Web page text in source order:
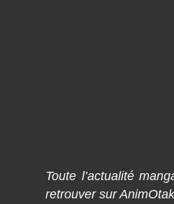
Toute l’actualité
retrouver sur